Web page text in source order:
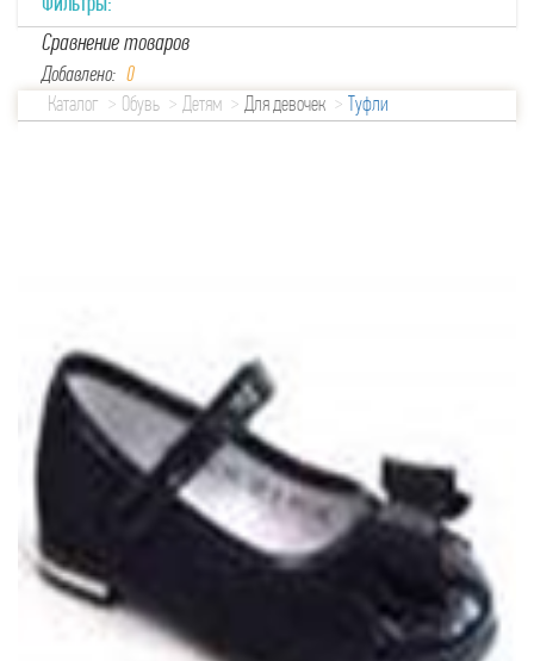
Фильтры:
Сравнение товаров
Добавлено: 0
Каталог
Обувь Детям Для девочек Туфли